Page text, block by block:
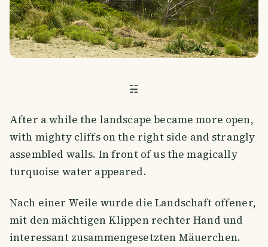
☵
After a while the landscape became more open,
with mighty cliffs on the right side and strangly
assembled walls. In front of us the magically
turquoise water appeared.
Nach einer Weile wurde die Landschaft offener,
mit den mächtigen Klippen rechter Hand und
interessant zusammengesetzten Mäuerchen.